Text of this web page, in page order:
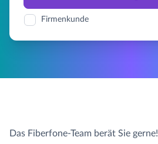
Firmenkunde
Das Fiberfone-Team berät Sie gerne!